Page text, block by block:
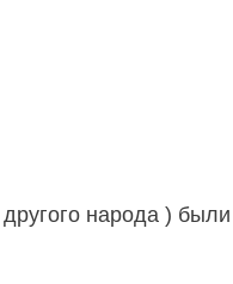
народа ) были